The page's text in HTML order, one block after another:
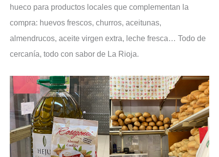
hueco para productos locales que complementan la
compra: huevos frescos, churros, aceitunas,
almendrucos, aceite virgen extra, leche fresca… Todo de
cercanía, todo con sabor de La Rioja.